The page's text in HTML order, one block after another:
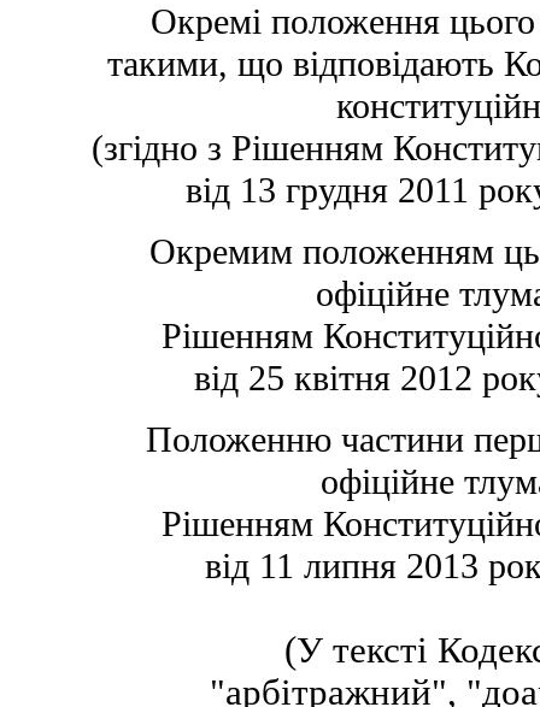
Окремі положення
такими, що відповідають
(згідно з Рішенням
від 13 грудня 2011
Окремим положенням
офіційне
Рішенням
від 25 квітня 2012
Положенню частини
офіційне
Рішенням
від 11 липня 2013
(У тексті
"арбітражний",